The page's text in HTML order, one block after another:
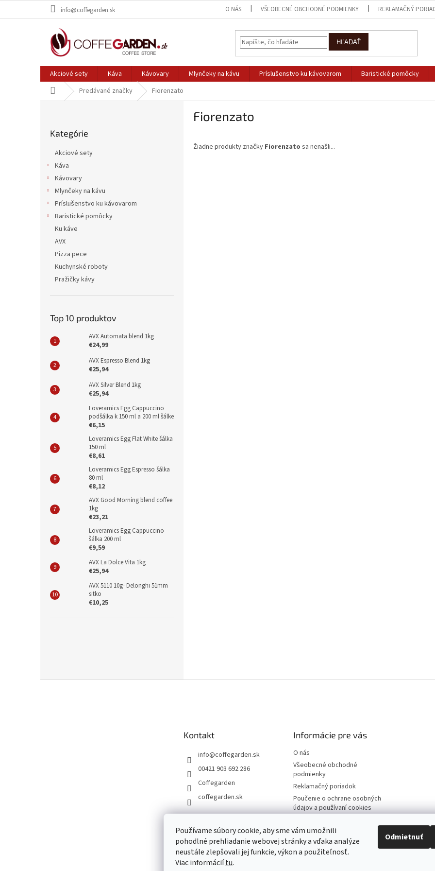
Používame súbory cookie, aby sme vám umožnili
pohodlné prehliadanie webovej stránky a vďaka analýze
neustále zlepšovali jej funkcie, výkon a použiteľnosť.
Viac informáciítu.
Odmietnuť
info@coffegarden.sk O NÁS VŠEOBECNÉ OBCHODNÉ PODMIENKY REKLAMAČNÝ
HĽADAŤ
Akciové sety Káva Kávovary Mlynčeky na kávu Príslušenstvo ku kávovarom Baristické pomôcky
DomovPredávané značky Fiorenzato
kategórie
Kategórie
Akciové sety
Káva
Kávovary
Mlynčeky na kávu
Príslušenstvo ku kávovarom
Baristické pomôcky
Ku káve
AVX
Pizza pece
Kuchynské roboty
Pražičky kávy
Top 10 produktov
AVX Automata blend 1kg
€24,99
AVX Espresso Blend 1kg
€25,94
AVX Silver Blend 1kg
€25,94
Loveramics Egg Cappuccino
podšálka k 150 ml a 200 ml šálke
€6,15
Loveramics Egg Flat White šálka
150 ml
€8,61
Loveramics Egg Espresso šálka
80 ml
€8,12
AVX Good Morning blend coffee
1kg
€23,21
Loveramics Egg Cappuccino
šálka 200 ml
€9,59
AVX La Dolce Vita 1kg
€25,94
AVX 5110 10g- Delonghi 51mm
sitko
€10,25
Fiorenzato
Žiadne produkty značky Fiorenzato sa nenašli...
Kontakt
info@coffegarden.sk
00421 903 692 286
Coffegarden
coffegarden.sk
Informácie pre vás
O nás
Všeobecné obchodné
podmienky
Reklamačný poriadok
Poučenie o ochrane osobných
údajov a používaní cookies
zmluvy
Reklamačný formulár
Kontakty